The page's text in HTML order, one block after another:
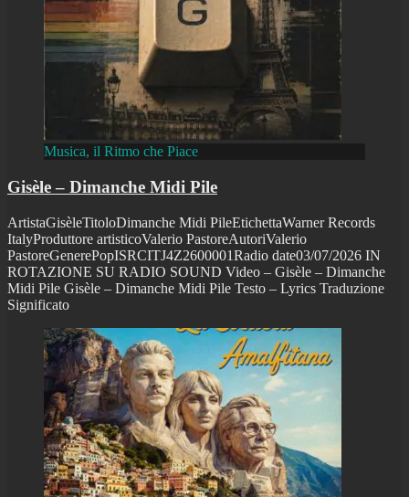
Musica, il Ritmo che Piace
Gisèle – Dimanche Midi Pile
ArtistaGisèleTitoloDimanche Midi PileEtichettaWarner Records
ItalyProduttore artisticoValerio PastoreAutoriValerio
PastoreGenerePopISRCITJ4Z2600001Radio date03/07/2026 IN
ROTAZIONE SU RADIO SOUND Video – Gisèle – Dimanche
Midi Pile Gisèle – Dimanche Midi Pile Testo – Lyrics Traduzione
Significato